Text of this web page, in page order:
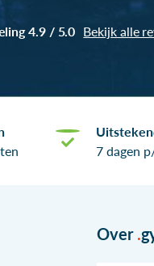
4.9 / 5.0 Bekijk alle
7 dagen
Over .